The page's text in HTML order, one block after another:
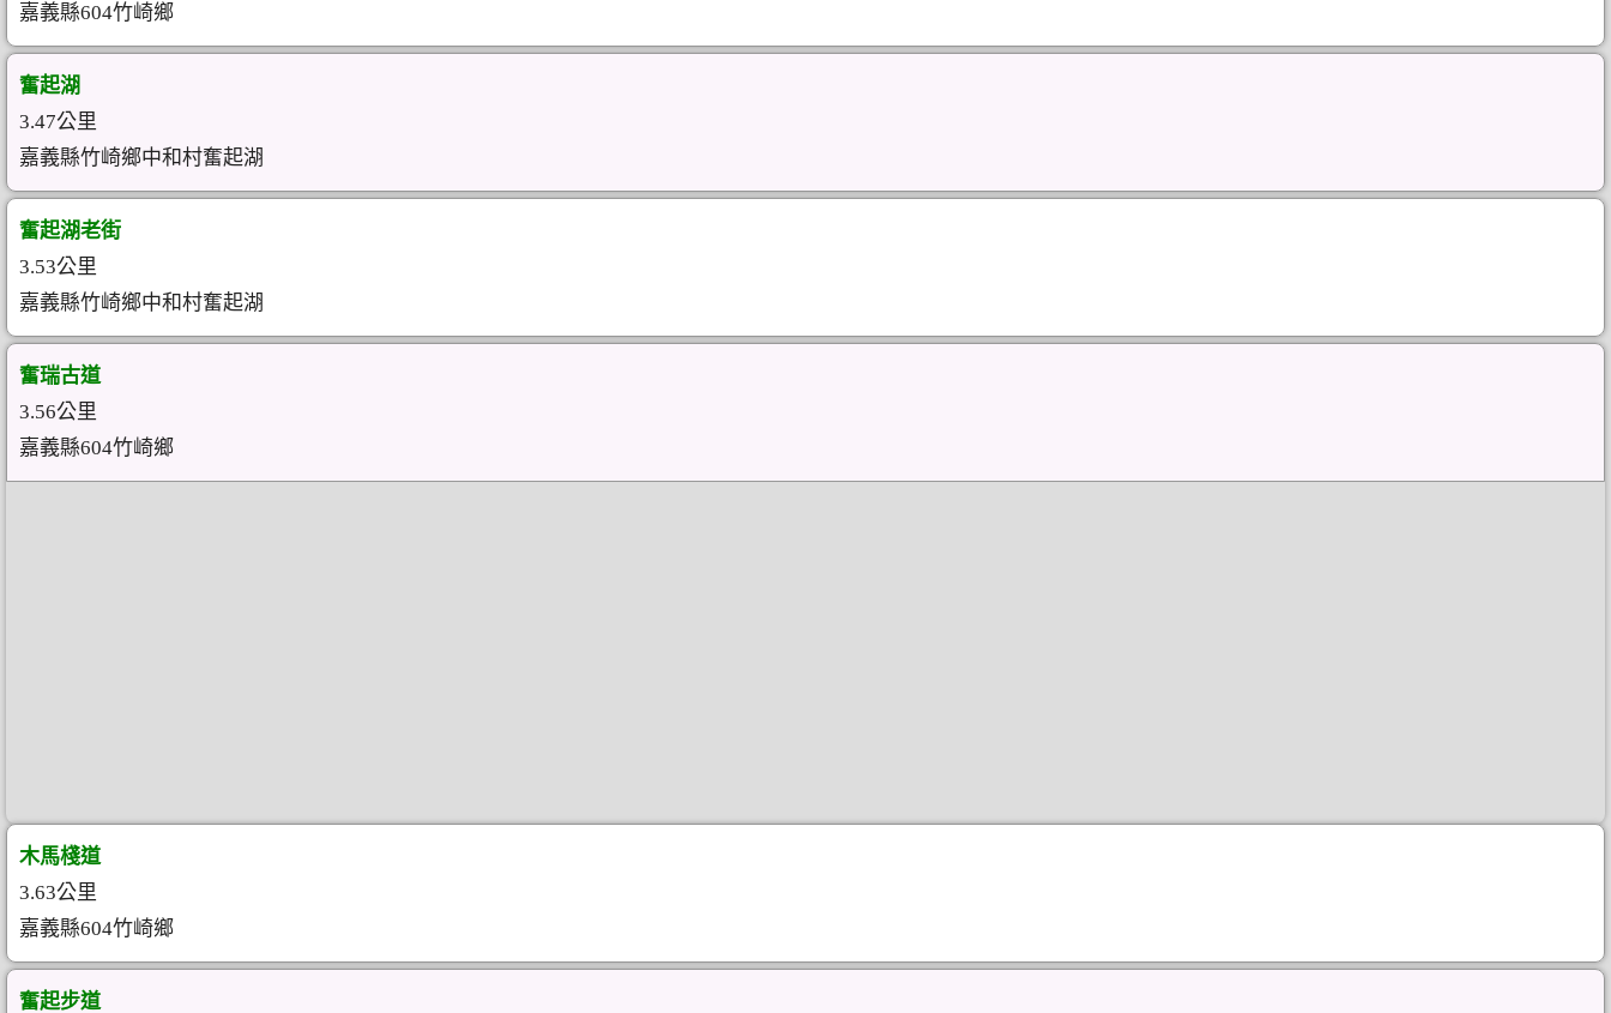
嘉義縣604竹崎鄉
奮起湖
3.47公里
嘉義縣竹崎鄉中和村奮起湖
奮起湖老街
3.53公里
嘉義縣竹崎鄉中和村奮起湖
奮瑞古道
3.56公里
嘉義縣604竹崎鄉
木馬棧道
3.63公里
嘉義縣604竹崎鄉
奮起步道